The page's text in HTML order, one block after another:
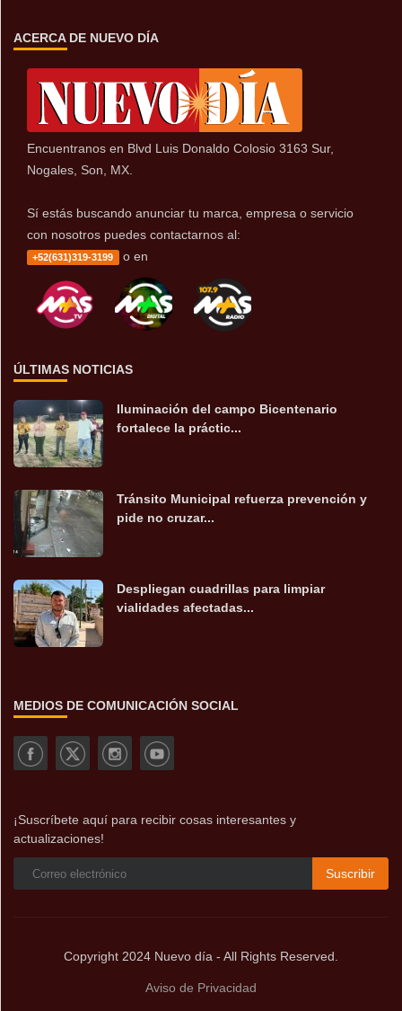
ACERCA DE NUEVO DÍA
Encuentranos en Blvd Luis Donaldo Colosio 3163 Sur,
Nogales, Son, MX.
Sí estás buscando anunciar tu marca, empresa o servicio
con nosotros puedes contactarnos al:
+52(631)319-3199 o en
ÚLTIMAS NOTICIAS
Iluminación del campo Bicentenario
fortalece la práctic...
Tránsito Municipal refuerza prevención y
pide no cruzar...
Despliegan cuadrillas para limpiar
vialidades afectadas...
MEDIOS DE COMUNICACIÓN SOCIAL
¡Suscríbete aquí para recibir cosas interesantes y
actualizaciones!
Suscribir
Copyright 2024 Nuevo día - All Rights Reserved.
Aviso de Privacidad